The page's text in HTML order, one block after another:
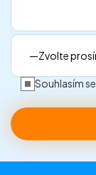
Souhlasím se